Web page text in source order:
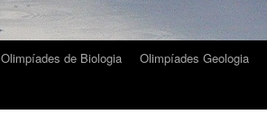
Olimpíades de Biologia Olimpíades Geologia